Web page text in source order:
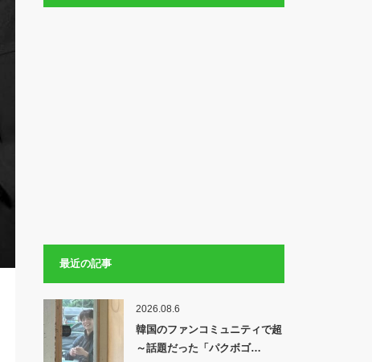
最近の記事
2026.08.6
韓国のファンコミュニティで超
～話題だった「パクボゴ…